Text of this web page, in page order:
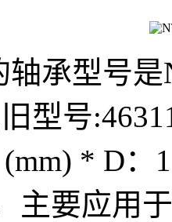
承型号
型号
* D：
主要应用